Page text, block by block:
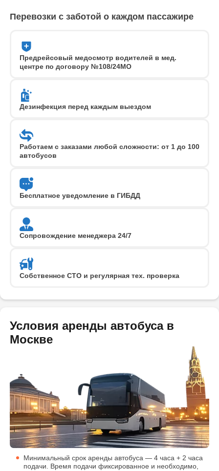
Перевозки с заботой о каждом пассажире
Предрейсовый медосмотр водителей в мед.
центре по договору №108/24MO
Дезинфекция перед каждым выездом
Работаем с заказами любой сложности: от 1 до 100
автобусов
Бесплатное уведомление в ГИБДД
Сопровождение менеджера 24/7
Собственное СТО и регулярная тех. проверка
Условия аренды автобуса в
Москве
Минимальный срок аренды автобуса — 4 часа + 2 часа
подачи. Время подачи фиксированное и необходимо,